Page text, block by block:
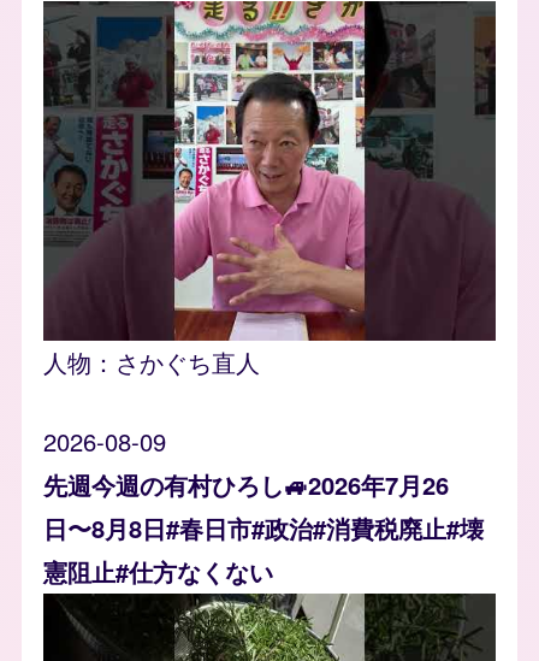
人物： さかぐち直人
2026-08-09
先週今週の有村ひろし🚙2026年7月26
日〜8月8日#春日市#政治#消費税廃止#壊
憲阻止#仕方なくない